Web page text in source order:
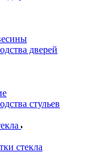
дверей
стульев
стекла